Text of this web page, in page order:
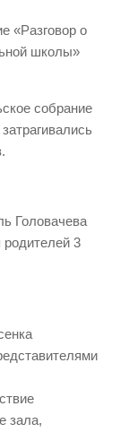
«Разговор о
школы»
собрание
Головачева
3
зала,